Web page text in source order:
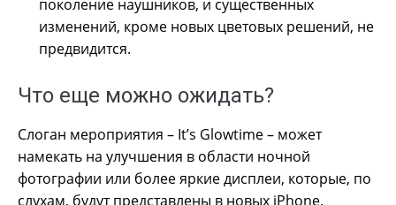
поколение наушников, и существенных
изменений, кроме новых цветовых решений, не
предвидится.
Что еще можно ожидать?
Слоган мероприятия – It’s Glowtime – может
намекать на улучшения в области ночной
фотографии или более яркие дисплеи, которые, по
слухам, будут представлены в новых iPhone.